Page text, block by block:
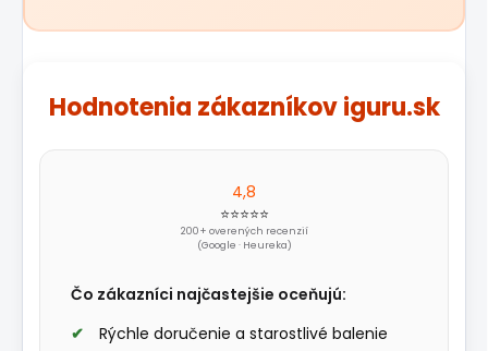
Hodnotenia zákazníkov iguru.sk
4,8
⭐⭐⭐⭐⭐
200+ overených recenzií
(Google · Heureka)
Čo zákazníci najčastejšie oceňujú:
Rýchle doručenie a starostlivé balenie